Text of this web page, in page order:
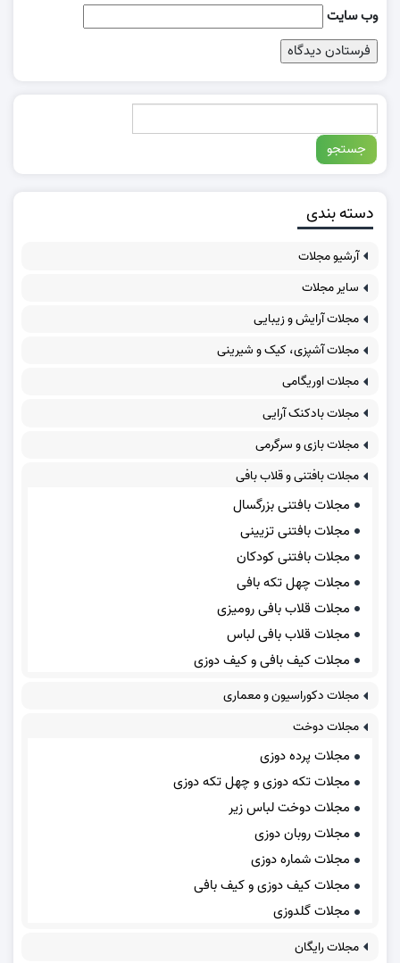
وب‌ سایت
دسته بندی
آرشیو مجلات
سایر مجلات
مجلات آرایش و زیبایی
مجلات آشپزی، کیک و شیرینی
مجلات اوریگامی
مجلات بادکنک آرایی
مجلات بازی و سرگرمی
مجلات بافتنی و قلاب بافی
مجلات بافتنی بزرگسال
مجلات بافتنی تزیینی
مجلات بافتنی کودکان
مجلات چهل تکه بافی
مجلات قلاب بافی رومیزی
مجلات قلاب بافی لباس
مجلات کیف بافی و کیف دوزی
مجلات دکوراسیون و معماری
مجلات دوخت
مجلات پرده دوزی
مجلات تکه دوزی و چهل تکه دوزی
مجلات دوخت لباس زیر
مجلات روبان دوزی
مجلات شماره دوزی
مجلات کیف دوزی و کیف بافی
مجلات گلدوزی
مجلات رایگان